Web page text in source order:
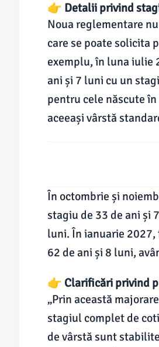
👉 Detalii privind
Noua reglementare
care se poate solicita
exemplu, în luna iulie
ani și 7 luni cu un
pentru cele născute
aceeași vârstă
În octombrie și
stagiu de 33 de ani și
luni. În ianuarie 2027,
62 de ani și 8 luni,
👉 Clarificări privind
„Prin această
stagiul complet de
de vârstă sunt